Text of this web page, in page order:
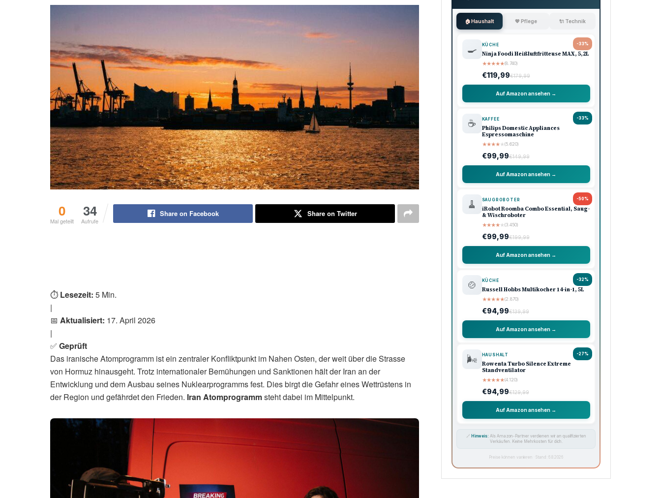
0
Mal geteilt
34
Aufrufe
Share on Facebook Share on Twitter
⏱️ Lesezeit: 5 Min.
|
📅 Aktualisiert: 17. April 2026
|
✅ Geprüft
Das iranische Atomprogramm ist ein zentraler Konfliktpunkt im Nahen Osten, der weit über die Strasse
von Hormuz hinausgeht. Trotz internationaler Bemühungen und Sanktionen hält der Iran an der
Entwicklung und dem Ausbau seines Nuklearprogramms fest. Dies birgt die Gefahr eines Wettrüstens in
der Region und gefährdet den Frieden. Iran Atomprogrammsteht dabei im Mittelpunkt.
🏠 Haushalt 💖 Pflege 🔌 Technik
-33%
🍳 KÜCHE
Ninja Foodi Heißluftfritteuse MAX, 5,2L
★★★★★(8.740)
€119,99€179,99
Auf Amazon ansehen →
-33%
☕ KAFFEE
Philips Domestic Appliances
Espressomaschine
★★★★★(5.620)
€99,99€149,99
Auf Amazon ansehen →
-50%
🧹 SAUGROBOTER
iRobot Roomba Combo Essential, Saug-
& Wischroboter
★★★★★(3.450)
€99,99€199,99
Auf Amazon ansehen →
-32%
🍲 KÜCHE
Russell Hobbs Multikocher 14-in-1, 5L
★★★★★(2.870)
€94,99€139,99
Auf Amazon ansehen →
-27%
🌬️ HAUSHALT
Rowenta Turbo Silence Extreme
Standventilator
★★★★★(4.120)
€94,99€129,99
Auf Amazon ansehen →
🔗 Hinweis: Als Amazon-Partner verdienen wir an qualifizierten
Verkäufen. Keine Mehrkosten für dich.
Preise können variieren · Stand: 6.8.2026